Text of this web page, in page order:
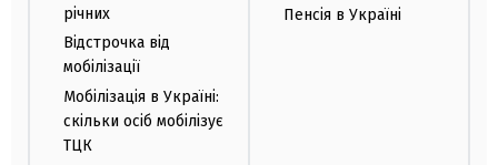
річних
Відстрочка від
мобілізації
Мобілізація в Україні:
скільки осіб мобілізує
ТЦК
Пенсія в Україні